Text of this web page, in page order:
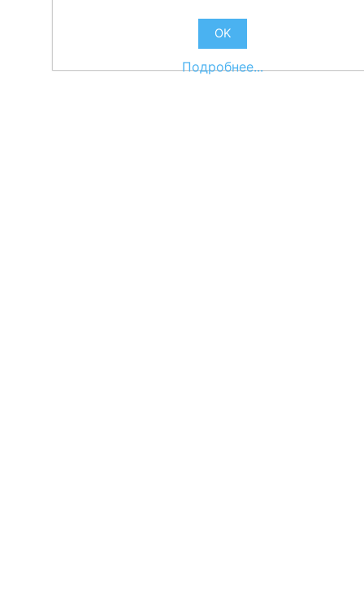
OK
Подробнее...